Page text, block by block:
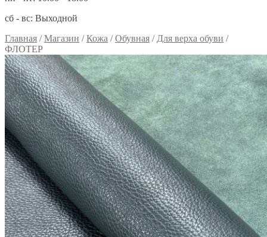
сб - вс: Выходной
Главная /Магазин /Кожа /Обувная / Для верха обуви /
ФЛОТЕР